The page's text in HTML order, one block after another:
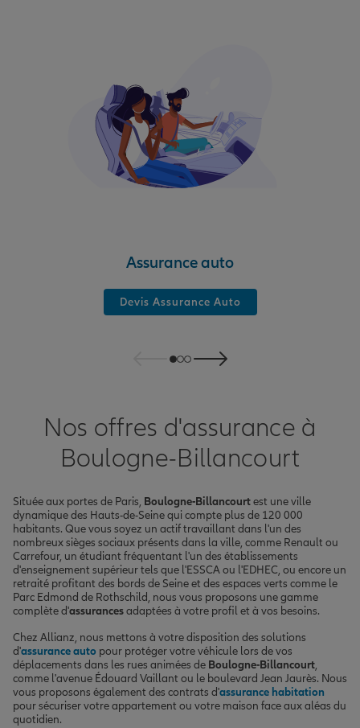
Assurance auto
Devis Assurance Auto
Nos offres d'assurance à
Boulogne-Billancourt
Située aux portes de Paris, Boulogne-Billancourtest une ville
dynamique des Hauts-de-Seine qui compte plus de 120 000
habitants. Que vous soyez un actif travaillant dans l'un des
nombreux sièges sociaux présents dans la ville, comme Renault ou
Carrefour, un étudiant fréquentant l'un des établissements
d'enseignement supérieur tels que l'ESSCA ou l'EDHEC, ou encore un
retraité profitant des bords de Seine et des espaces verts comme le
Parc Edmond de Rothschild, nous vous proposons une gamme
complète d'assurancesadaptées à votre profil et à vos besoins.
Chez Allianz, nous mettons à votre disposition des solutions
d'assurance auto pour protéger votre véhicule lors de vos
déplacements dans les rues animées de Boulogne-Billancourt,
comme l'avenue Édouard Vaillant ou le boulevard Jean Jaurès. Nous
vous proposons également des contrats d'assurance habitation
pour sécuriser votre appartement ou votre maison face aux aléas du
quotidien.